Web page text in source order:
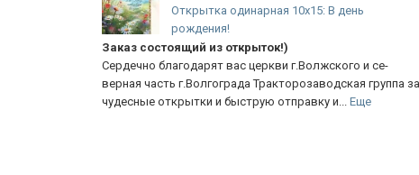
Открытка одинарная 10x15: В день
рождения!
Заказ состоящий из открыток!)
Сердечно благодарят вас церкви г.Волжского и се-
верная часть г.Волгограда Тракторозаводская группа за
чудесные открытки и быструю отправку и... Еще